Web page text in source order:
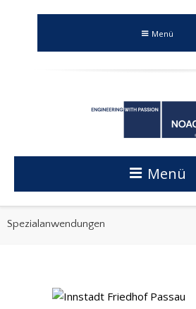
Menü
Menü
Spezialanwendungen